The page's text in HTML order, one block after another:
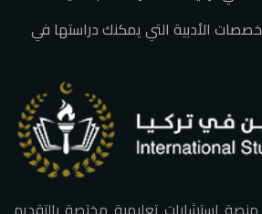
الأدبية التي يمكنك دراستها في